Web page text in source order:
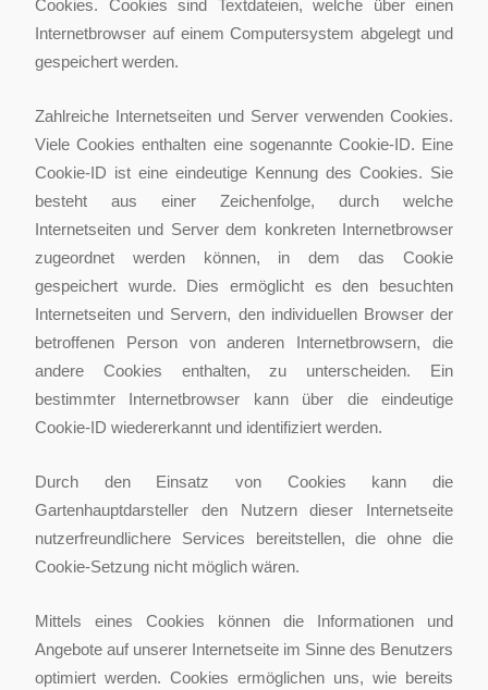
Cookies. Cookies sind Textdateien, welche über einen
Internetbrowser auf einem Computersystem abgelegt und
gespeichert werden.
Zahlreiche Internetseiten und Server verwenden Cookies.
Viele Cookies enthalten eine sogenannte Cookie-ID. Eine
Cookie-ID ist eine eindeutige Kennung des Cookies. Sie
besteht aus einer Zeichenfolge, durch welche
Internetseiten und Server dem konkreten Internetbrowser
zugeordnet werden können, in dem das Cookie
gespeichert wurde. Dies ermöglicht es den besuchten
Internetseiten und Servern, den individuellen Browser der
betroffenen Person von anderen Internetbrowsern, die
andere Cookies enthalten, zu unterscheiden. Ein
bestimmter Internetbrowser kann über die eindeutige
Cookie-ID wiedererkannt und identifiziert werden.
Durch den Einsatz von Cookies kann die
Gartenhauptdarsteller den Nutzern dieser Internetseite
nutzerfreundlichere Services bereitstellen, die ohne die
Cookie-Setzung nicht möglich wären.
Mittels eines Cookies können die Informationen und
Angebote auf unserer Internetseite im Sinne des Benutzers
optimiert werden. Cookies ermöglichen uns, wie bereits